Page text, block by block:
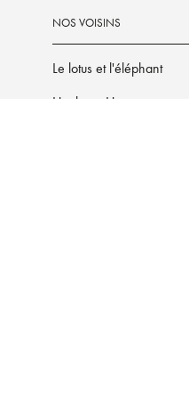
NOS VOISINS
Le lotus et l'éléphant
Hachette Heroes